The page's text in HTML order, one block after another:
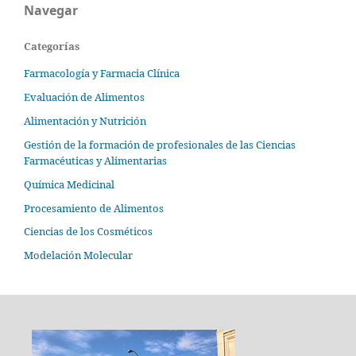
Navegar
Categorías
Farmacología y Farmacia Clínica
Evaluación de Alimentos
Alimentación y Nutrición
Gestión de la formación de profesionales de las Ciencias
Farmacéuticas y Alimentarias
Química Medicinal
Procesamiento de Alimentos
Ciencias de los Cosméticos
Modelación Molecular